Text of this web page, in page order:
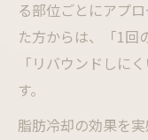
脂肪冷却
脂肪冷却
脂肪冷却
脂肪冷却
る部位ごとにアプ
た方からは、「1回
「リバウンドしに
す。
脂肪冷却の効果を